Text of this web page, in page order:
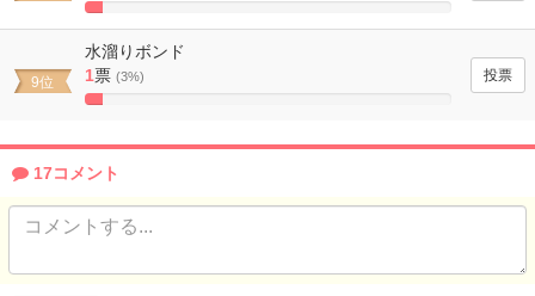
5%
9位
水溜りボンド
1票 (3%)
5%
17コメント